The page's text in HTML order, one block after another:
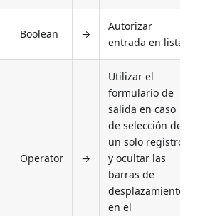
Boolean →
Autorizar
entrada en lista
Operator →
Utilizar el
formulario de
salida en caso
de selección de
un solo registro
y ocultar las
barras de
desplazamiento
en el